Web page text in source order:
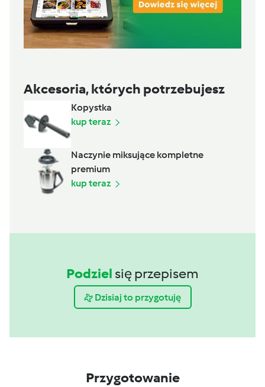
Akcesoria, których potrzebujesz
Kopystka
kup teraz
Naczynie miksujące kompletne
premium
kup teraz
Podziel się przepisem
Dzisiaj to przygotuję
Przygotowanie